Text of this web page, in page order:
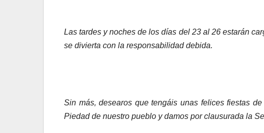
Las tardes y noches de los días del 23 al 26 estarán
se divierta con la responsabilidad debida.
Sin más, desearos que tengáis unas felices fiestas
Piedad de nuestro pueblo y damos por clausurada la